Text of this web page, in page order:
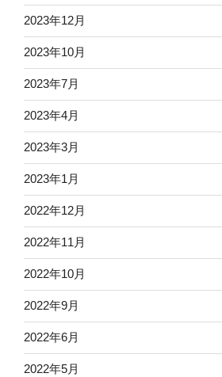
2023年12月
2023年10月
2023年7月
2023年4月
2023年3月
2023年1月
2022年12月
2022年11月
2022年10月
2022年9月
2022年6月
2022年5月